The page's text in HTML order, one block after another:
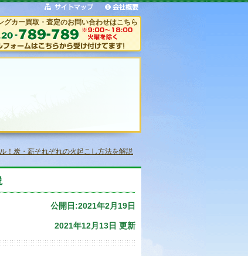
グカー買取・査定のお問い合わせはこちら
！炭・薪それぞれの火起こし方法を解説
公開日:2021年2月19日
2021年12月13日 更新